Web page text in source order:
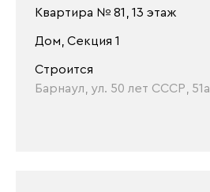
Квартира № 81, 13 этаж
Дом, Секция 1
Строится
Барнаул, ул. 50 лет СССР, 51а